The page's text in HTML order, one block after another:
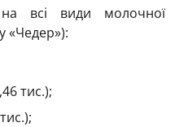
всі види молочної
«Чедер»):
тис.);